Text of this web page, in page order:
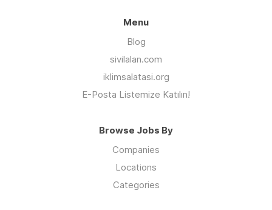
Menu
Blog
sivilalan.com
iklimsalatasi.org
E-Posta Listemize Katılın!
Browse Jobs By
Companies
Locations
Categories